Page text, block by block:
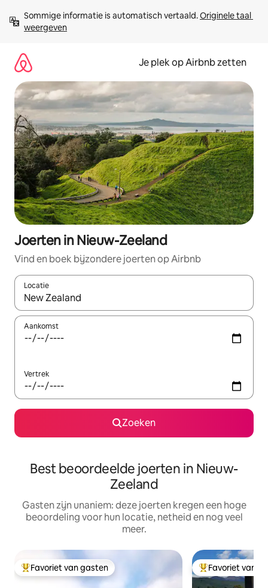
direct
naar
Sommige informatie is automatisch vertaald. Originele taal
weergeven
Je plek op Airbnb zetten
Joerten in Nieuw-Zeeland
Vind en boek bijzondere joerten op Airbnb
Locatie
Wanneer er resultaten beschikbaar zijn, maak je een keuze
Aankomst
Vertrek
Zoeken
Best beoordeelde joerten in Nieuw-
Zeeland
Gasten zijn unaniem: deze joerten kregen een hoge
beoordeling voor hun locatie, netheid en nog veel
meer.
Topfavoriet van gasten
Favoriet van gasten Topfavoriet van
Favoriet van